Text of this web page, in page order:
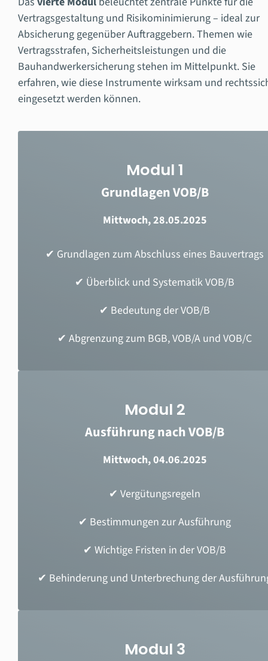
Vertragsgestaltung und Risikominimierung – ideal zur
Absicherung gegenüber Auftraggebern. Themen wie
Vertragsstrafen, Sicherheitsleistungen und die
Bauhandwerkersicherung stehen im Mittelpunkt. Sie
erfahren, wie diese Instrumente wirksam und
eingesetzt werden können.
Modul 1
Grundlagen VOB/B
Mittwoch, 28.05.2025
✔ Grundlagen zum Abschluss eines Bauvertrags
✔ Überblick und Systematik VOB/B
✔ Bedeutung der VOB/B
✔ Abgrenzung zum BGB, VOB/A und VOB/C
Modul 2
Ausführung nach VOB/B
Mittwoch, 04.06.2025
✔ Vergütungsregeln
✔ Bestimmungen zur Ausführung
✔ Wichtige Fristen in der VOB/B
✔ Behinderung und Unterbrechung der
Modul 3